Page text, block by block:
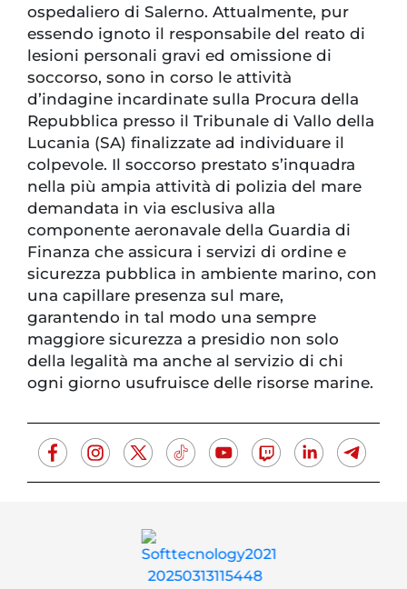
ospedaliero di Salerno. Attualmente, pur
essendo ignoto il responsabile del reato di
lesioni personali gravi ed omissione di
soccorso, sono in corso le attività
d’indagine incardinate sulla Procura della
Repubblica presso il Tribunale di Vallo della
Lucania (SA) finalizzate ad individuare il
colpevole. Il soccorso prestato s’inquadra
nella più ampia attività di polizia del mare
demandata in via esclusiva alla
componente aeronavale della Guardia di
Finanza che assicura i servizi di ordine e
sicurezza pubblica in ambiente marino, con
una capillare presenza sul mare,
garantendo in tal modo una sempre
maggiore sicurezza a presidio non solo
della legalità ma anche al servizio di chi
ogni giorno usufruisce delle risorse marine.